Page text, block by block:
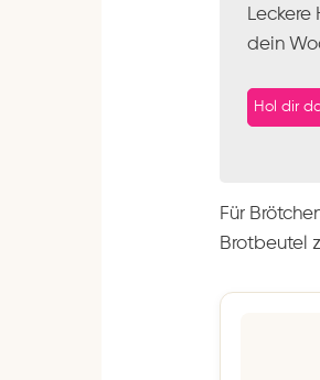
Leckere
dein
Hol dir
Für
Brotbeutel